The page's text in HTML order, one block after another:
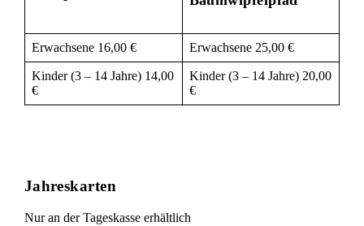
Erwachsene 16,00 € Erwachsene 25,00 €
Kinder (3 – 14 Jahre) 14,00
€
Kinder (3 – 14 Jahre) 20,00
€
Jahreskarten
Nur an der Tageskasse erhältlich